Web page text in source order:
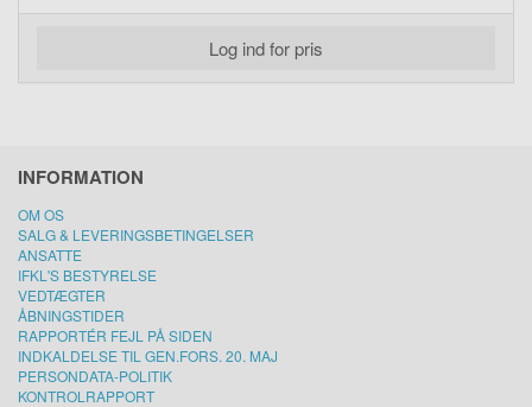
Log ind for pris
INFORMATION
OM OS
SALG & LEVERINGSBETINGELSER
ANSATTE
IFKL'S BESTYRELSE
VEDTÆGTER
ÅBNINGSTIDER
RAPPORTÉR FEJL PÅ SIDEN
INDKALDELSE TIL GEN.FORS. 20. MAJ
PERSONDATA-POLITIK
KONTROLRAPPORT